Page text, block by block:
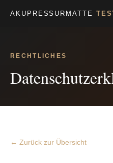
AKUPRESSURMATTE
RECHTLICHES
← Zurück zur Übersicht